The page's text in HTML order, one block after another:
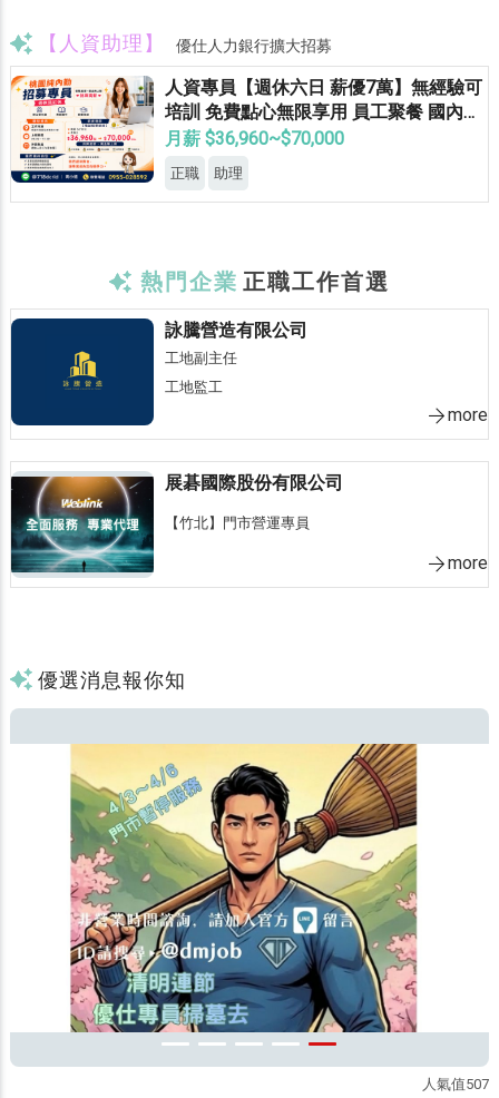
【人資助理】 優仕人力銀行擴大招募
人資專員【週休六日 薪優7萬】無經驗可
培訓 免費點心無限享用 員工聚餐 國內外
員旅 獎金無上限
月薪 $36,960~$70,000
正職 助理
熱門企業 正職工作首選
詠騰營造有限公司
工地副主任
工地監工
more
展碁國際股份有限公司
【竹北】門市營運專員
more
優選消息報你知
人氣值507